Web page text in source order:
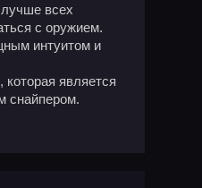
всех
с оружием.
интуитом и
которая является
снайпером.